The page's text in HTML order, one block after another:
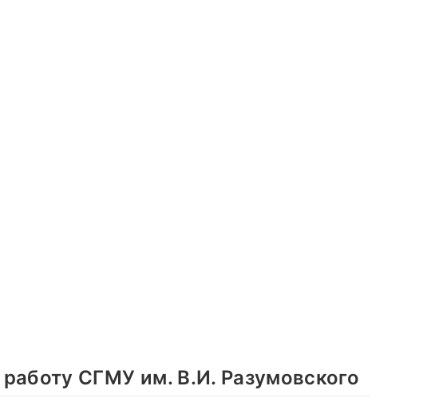
СГМУ им. В.И. Разумовского